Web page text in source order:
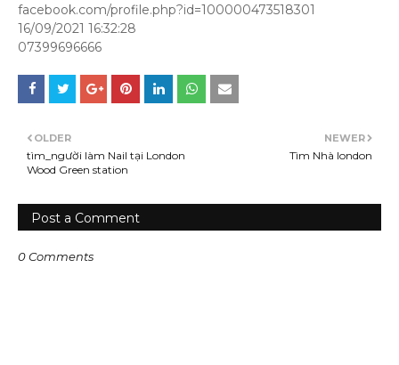
facebook.com/profile.php?id=100000473518301
16/09/2021 16:32:28
07399696666
NEWER
Tìm Nhà london
OLDER
tìm_người làm Nail tại London
Wood Green station
Post a Comment
0 Comments